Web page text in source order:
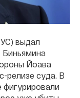
выдал
Биньямина
Йоава
релизе суда. В
фигурировали